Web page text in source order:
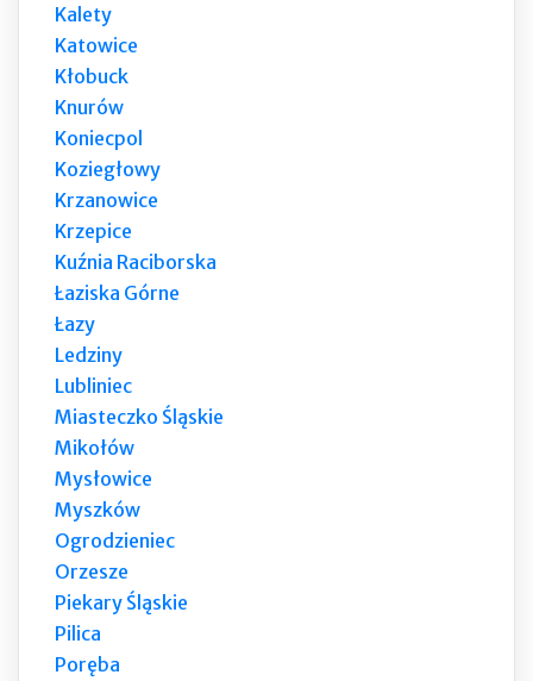
Kalety
Katowice
Kłobuck
Knurów
Koniecpol
Koziegłowy
Krzanowice
Krzepice
Kuźnia Raciborska
Łaziska Górne
Łazy
Ledziny
Lubliniec
Miasteczko Śląskie
Mikołów
Mysłowice
Myszków
Ogrodzieniec
Orzesze
Piekary Śląskie
Pilica
Poręba